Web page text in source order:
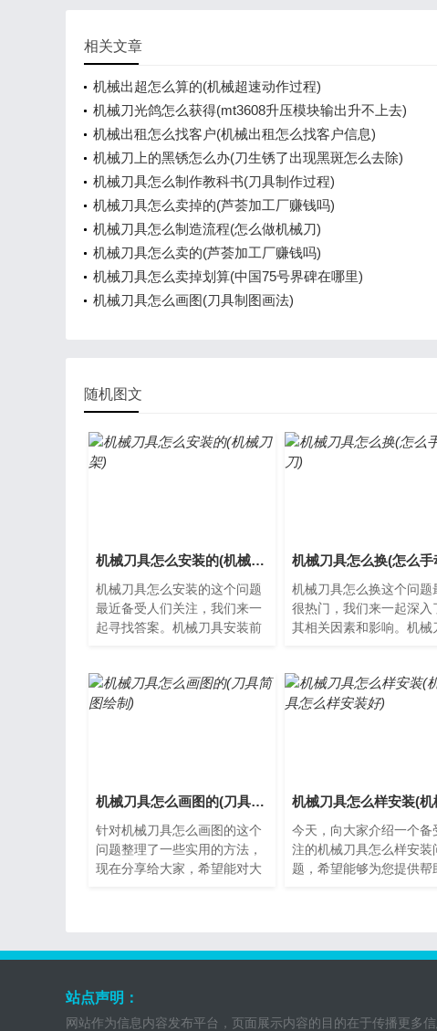
相关文章
机械出超怎么算的(机械超速动作过程)
机械刀光鸽怎么获得(mt3608升压模块输出升不上去)
机械出租怎么找客户(机械出租怎么找客户信息)
机械刀上的黑锈怎么办(刀生锈了出现黑斑怎么去除)
机械刀具怎么制作教科书(刀具制作过程)
机械刀具怎么卖掉的(芦荟加工厂赚钱吗)
机械刀具怎么制造流程(怎么做机械刀)
机械刀具怎么卖的(芦荟加工厂赚钱吗)
机械刀具怎么卖掉划算(中国75号界碑在哪里)
机械刀具怎么画图(刀具制图画法)
随机图文
机械刀具怎么安装的(机械刀架)
机械刀具怎么安装的这个问题
最近备受人们关注，我们来一
起寻找答案。机械刀具安装前
作...
机械刀具怎么换这个问题
很热门，我们来一起深入
其相关因素和影响。机械
程...
机械刀具怎么画图的(刀具简图绘制)
针对机械刀具怎么画图的这个
问题整理了一些实用的方法，
现在分享给大家，希望能对大
今天，向大家介绍一个备
注的机械刀具怎么样安装
题，希望能够为您提供帮
站点声明：
网站作为信息内容发布平台，页面展示内容的目的在于传播更多